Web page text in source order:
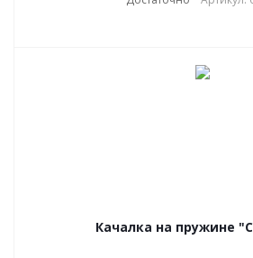
Качалка на пружине